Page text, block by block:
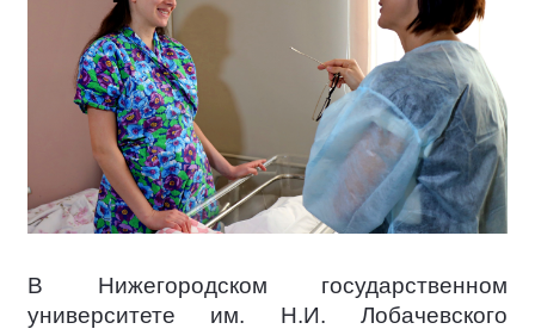
В Нижегородском государственном
университете им. Н.И. Лобачевского